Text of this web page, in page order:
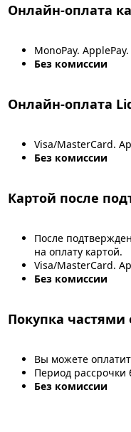
Онлайн-оплата
MonoPay.
Без комиссии
Онлайн-оплата
Visa/MasterCard.
Без комиссии
Картой после
После
на оплату картой.
Visa/MasterCard.
Без комиссии
Покупка частями
Вы можете
Период рассрочки
Без комиссии